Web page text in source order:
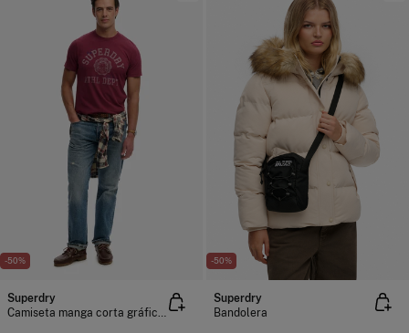
-50%
Superdry
Camiseta manga corta gráfico universitario
-50%
Superdry
Bandolera